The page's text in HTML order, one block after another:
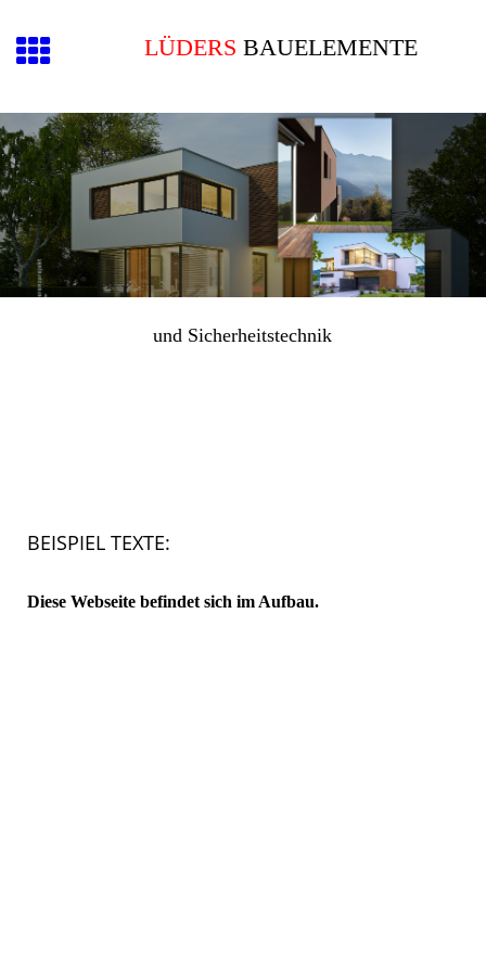
LÜDERS BAUELEMENTE
und Sicherheitstechnik
BEISPIEL TEXTE:
Diese Webseite befindet sich im Aufbau.